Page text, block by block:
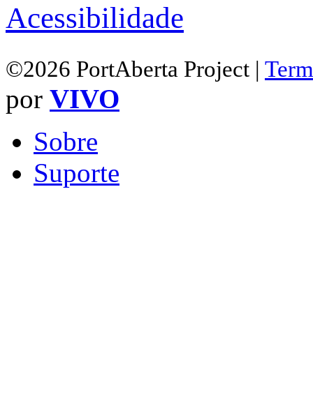
Acessibilidade
©2026 PortAberta Project |
por VIVO
Sobre
Suporte